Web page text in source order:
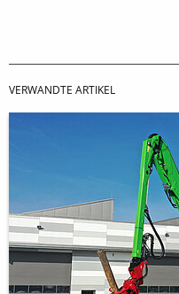
VERWANDTE ARTIKEL